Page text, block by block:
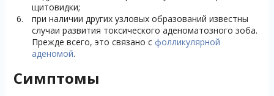
щитовидки;
при наличии других узловых образований известны
случаи развития токсического аденоматозного зоба.
Прежде всего, это связано с фолликулярной
аденомой.
Симптомы